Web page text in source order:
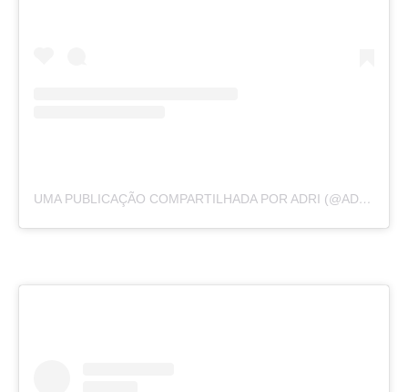
UMA PUBLICAÇÃO COMPARTILHADA POR ADRI (@ADRIRACHELLE)